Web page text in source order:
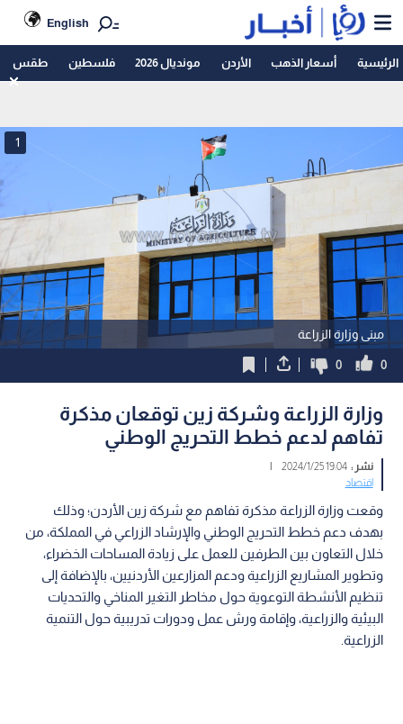
English
الرئيسية أسعار الذهب الأردن مونديال 2026 فلسطين طقس
مبنى وزارة الزراعة
1
0
0
وزارة الزراعة وشركة زين توقعان مذكرة
تفاهم لدعم خطط التحريج الوطني
نشر :19:04 2024/1/25
|
اقتصاد
وقعت وزارة الزراعة مذكرة تفاهم مع شركة زين الأردن؛ وذلك
بهدف دعم خطط التحريج الوطني والإرشاد الزراعي في المملكة، من
خلال التعاون بين الطرفين للعمل على زيادة المساحات الخضراء،
وتطوير المشاريع الزراعية ودعم المزارعين الأردنيين، بالإضافة إلى
تنظيم الأنشطة التوعوية حول مخاطر التغير المناخي والتحديات
البيئية والزراعية، وإقامة ورش عمل ودورات تدريبية حول التنمية
الزراعية.